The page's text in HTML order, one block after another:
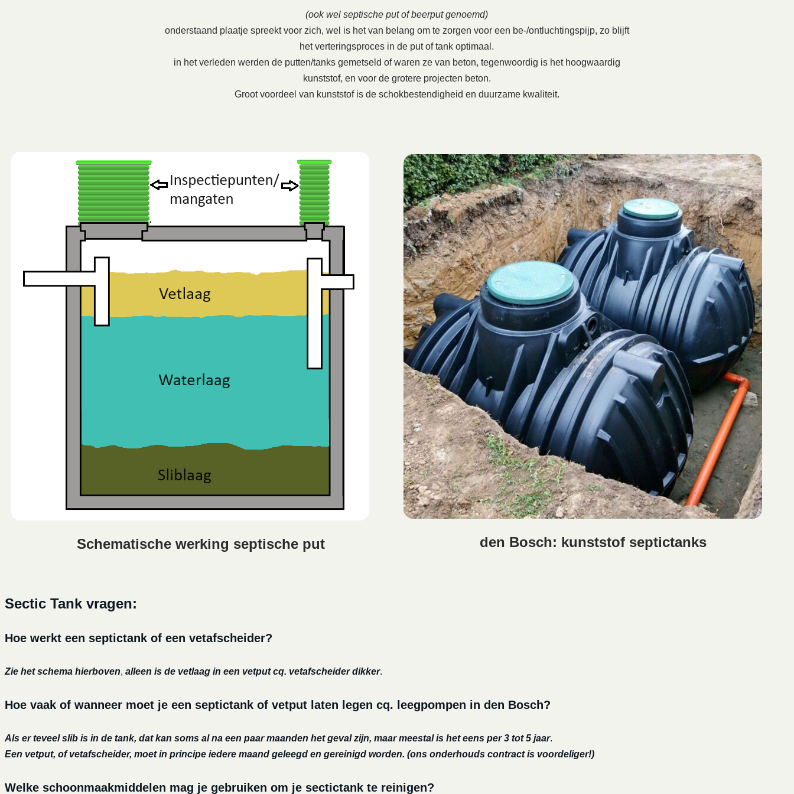
(ook wel septische put of beerput genoemd)
onderstaand plaatje spreekt voor zich, wel is het van belang om te zorgen voor een be-/ontluchtingspijp, zo blijft
het verteringsproces in de put of tank optimaal.
in het verleden werden de putten/tanks gemetseld of waren ze van beton, tegenwoordig is het hoogwaardig
kunststof, en voor de grotere projecten beton.
Groot voordeel van kunststof is de schokbestendigheid en duurzame kwaliteit.
Schematische werking septische put den Bosch: kunststof septictanks
Sectic Tank vragen:
Hoe werkt een septictank of een vetafscheider?
Zie het schema hierboven, alleen is de vetlaag in een vetput cq. vetafscheider dikker.
Hoe vaak of wanneer moet je een septictank of vetput laten legen cq. leegpompen in den Bosch?
Als er teveel slib is in de tank, dat kan soms al na een paar maanden het geval zijn, maar meestal is het eens per 3 tot 5 jaar.
Een vetput, of vetafscheider, moet in principe iedere maand geleegd en gereinigd worden. (ons onderhouds contract is voordeliger!)
Welke schoonmaakmiddelen mag je gebruiken om je sectictank te reinigen?